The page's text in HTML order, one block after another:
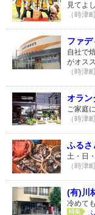
見てよ
（時津
ファデ
自社で
がオス
（時津
オラン
ご家庭
（時津
ふるさ
土・日
（時津
(有)川
冷めて